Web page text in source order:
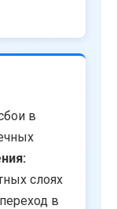
в
слоях
переход в